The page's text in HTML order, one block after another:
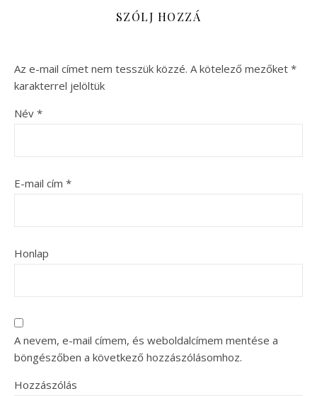
SZÓLJ HOZZÁ
Az e-mail címet nem tesszük közzé. A kötelező mezőket *
karakterrel jelöltük
Név *
E-mail cím *
Honlap
A nevem, e-mail címem, és weboldalcímem mentése a
böngészőben a következő hozzászólásomhoz.
Hozzászólás